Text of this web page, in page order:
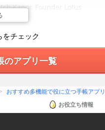
Kapor, Founder Lotus
top of your workday. It’s as
due dates, and more
チェック
のアプリ一覧
おすすめ多機能で役に立つ手帳アプリ
お役立ち情報